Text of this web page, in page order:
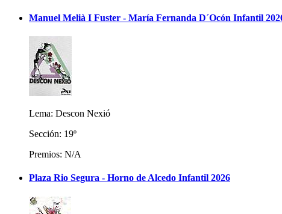
Manuel Melià I Fuster - María Fernanda D´Ocón Infantil
Lema: Descon Nexió
Sección: 19º
Premios: N/A
Plaza Rio Segura - Horno de Alcedo Infantil 2026